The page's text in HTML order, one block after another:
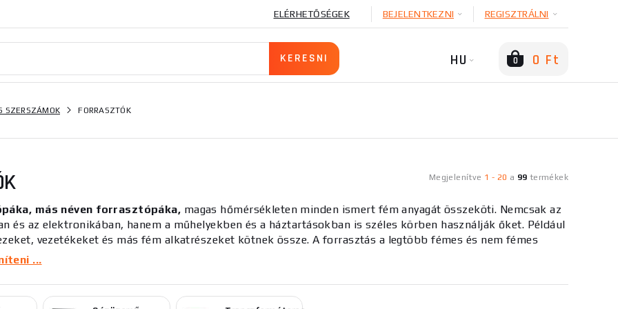
ELÉRHETŐSÉGEK BEJELENTKEZNI REGISZTRÁLNI
HU 0 0 Ft
SZERSZÁMOK FORRASZTÓK
Megjelenítve 1 - 20 a 99 termékek
más néven forrasztópáka, magas hőmérsékleten minden ismert fém anyagát összeköti. Nemcsak az
és az elektronikában, hanem a műhelyekben és a háztartásokban is széles körben használják őket. Például
vezetékeket és más fém alkatrészeket kötnek össze. A forrasztás a legtöbb fémes és nem fémes
és hatékony összekötési módja. A megfelelő forrasztópáka kiválasztásakor fontos megnézni a
a teljesítményét és a maximális hőmérsékletét is
pisztoly alakú , amely hosszabb munkákhoz alkalmasabb, vagy
...